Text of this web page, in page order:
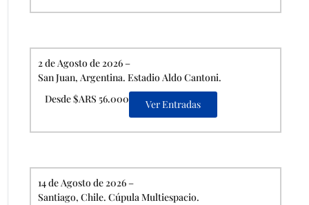
2 de Agosto de 2026 –
San Juan, Argentina. Estadio Aldo Cantoni.
Desde $ARS 56.000
Ver Entradas
14 de Agosto de 2026 –
Santiago, Chile. Cúpula Multiespacio.